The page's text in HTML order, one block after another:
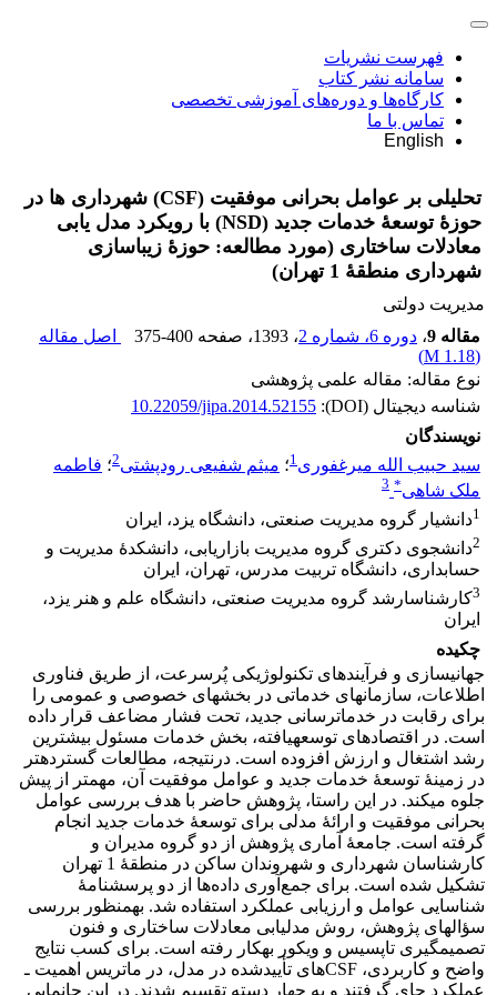
فهرست نشریات
سامانه نشر کتاب
کارگاه‌ها و دوره‌های آموزشی تخصصی
تماس با ما
English
تحلیلی بر عوامل بحرانی موفقیت (CSF) شهرداری ها در
حوزۀ توسعۀ خدمات جدید (NSD) با رویکرد مدل یابی
معادلات ساختاری (مورد مطالعه: حوزۀ زیباسازی
شهرداری منطقۀ 1 تهران)
مدیریت دولتی
مقاله 9
، دوره 6، شماره 2 ، 1393 ، صفحه 375-400
اصل مقاله
(
1.18 M
)
نوع مقاله: مقاله علمی پژوهشی
شناسه دیجیتال (DOI):
10.22059/jipa.2014.52155
نویسندگان
سید حبیب الله میرغفوری1؛ میثم شفیعی رودپشتی2؛ فاطمه
ملک شاهی*
3
1دانشیار گروه مدیریت صنعتی، دانشگاه یزد، ایران
2دانشجوی دکتری گروه مدیریت بازاریابی، دانشکدۀ مدیریت و
حسابداری، دانشگاه تربیت مدرس، تهران، ایران
3
کارشناس‎ارشد گروه مدیریت صنعتی، دانشگاه علم و هنر یزد،
ایران
چکیده
جهانی­سازی و فرآیندهای تکنولوژیکی پُرسرعت، از طریق فناوری
اطلاعات، سازمان‎های خدماتی در بخش­های خصوصی و عمومی را
برای رقابت در خدمات‎رسانی جدید، تحت فشار مضاعف قرار داده
است. در اقتصادهای توسعه­یافته، بخش خدمات مسئول بیشترین
رشد اشتغال و ارزش افزوده است. درنتیجه، مطالعات گسترده­تر
در زمینۀ توسعۀ خدمات جدید و عوامل موفقیت آن، مهم­تر از پیش
جلوه می­کند. در این راستا، پژوهش حاضر با هدف بررسی عوامل
بحرانی موفقیت و ارائۀ مدلی برای توسعۀ خدمات جدید انجام
گرفته است. جامعۀ آماری پژوهش از دو گروه مدیران و
کارشناسان شهرداری و شهروندان ساکن در منطقۀ­ 1 تهران
تشکیل شده است. برای جمع‌آوری داده‌ها از دو پرسشنامۀ‌‌
شناسایی عوامل و ارزیابی عملکرد استفاده شد. به‎منظور بررسی
سؤال‎های پژوهش، روش مدل­یابی معادلات ساختاری و فنون
تصمیم‎گیری تاپسیس و ویکور به‎کار رفته است. برای کسب نتایج
واضح و کاربردی، CSFهای تأییدشده در مدل، در ماتریس اهمیت ـ
عملکرد جای گرفتند و به چهار دسته تقسیم شدند. در این جانمایی